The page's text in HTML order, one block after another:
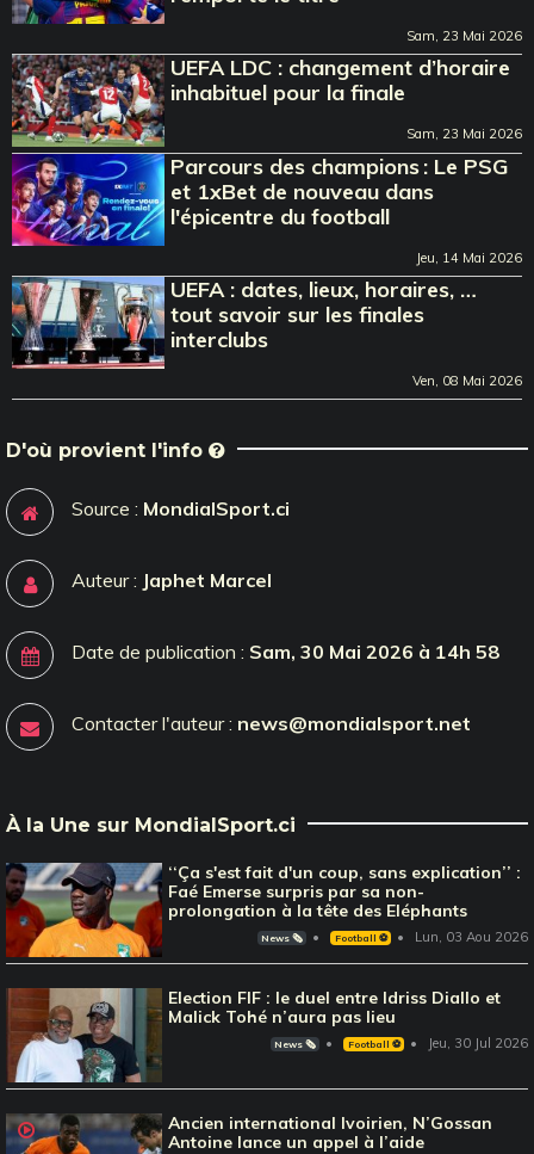
Sam, 23 Mai 2026
UEFA LDC : changement d’horaire
inhabituel pour la finale
Sam, 23 Mai 2026
Parcours des champions : Le PSG
et 1xBet de nouveau dans
l'épicentre du football
Jeu, 14 Mai 2026
UEFA : dates, lieux, horaires, …
tout savoir sur les finales
interclubs
Ven, 08 Mai 2026
D'où provient l'info
Source : MondialSport.ci
Auteur : Japhet Marcel
Date de publication : Sam, 30 Mai 2026 à 14h 58
Contacter l'auteur : news@mondialsport.net
À la Une sur MondialSport.ci
‘‘Ça s'est fait d'un coup, sans explication’’ :
Faé Emerse surpris par sa non-
prolongation à la tête des Eléphants
News 🗞️ Football ⚽️ Lun, 03 Aou 2026
Election FIF : le duel entre Idriss Diallo et
Malick Tohé n’aura pas lieu
News 🗞️ Football ⚽️ Jeu, 30 Jul 2026
Ancien international Ivoirien, N’Gossan
Antoine lance un appel à l’aide